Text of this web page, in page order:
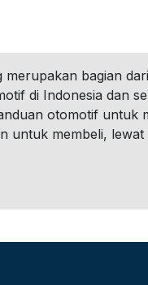
bagian
di Indonesia dan
otomotif untuk
untuk membeli, lewat